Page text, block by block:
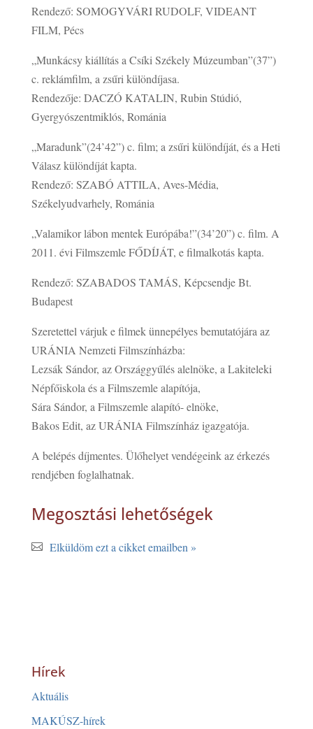
Rendező: SOMOGYVÁRI RUDOLF, VIDEANT
FILM, Pécs
„Munkácsy kiállítás a Csíki Székely Múzeumban”(37”)
c. reklámfilm, a zsűri különdíjasa.
Rendezője: DACZÓ KATALIN, Rubin Stúdió,
Gyergyószentmiklós, Románia
„Maradunk”(24’42”) c. film; a zsűri különdíját, és a Heti
Válasz különdíját kapta.
Rendező: SZABÓ ATTILA, Aves-Média,
Székelyudvarhely, Románia
„Valamikor lábon mentek Európába!”(34’20”) c. film. A
2011. évi Filmszemle FŐDÍJÁT, e filmalkotás kapta.
Rendező: SZABADOS TAMÁS, Képcsendje Bt.
Budapest
Szeretettel várjuk e filmek ünnepélyes bemutatójára az
URÁNIA Nemzeti Filmszínházba:
Lezsák Sándor, az Országgyűlés alelnöke, a Lakiteleki
Népfőiskola és a Filmszemle alapítója,
Sára Sándor, a Filmszemle alapító- elnöke,
Bakos Edit, az URÁNIA Filmszínház igazgatója.
A belépés díjmentes. Ülőhelyet vendégeink az érkezés
rendjében foglalhatnak.
Megosztási lehetőségek
Elküldöm ezt a cikket emailben »
Hírek
Aktuális
MAKÚSZ-hírek